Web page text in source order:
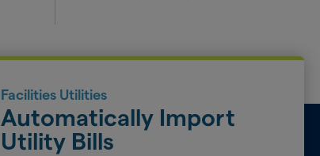
Automatically Import
Utility Bills
Facilities Utilities